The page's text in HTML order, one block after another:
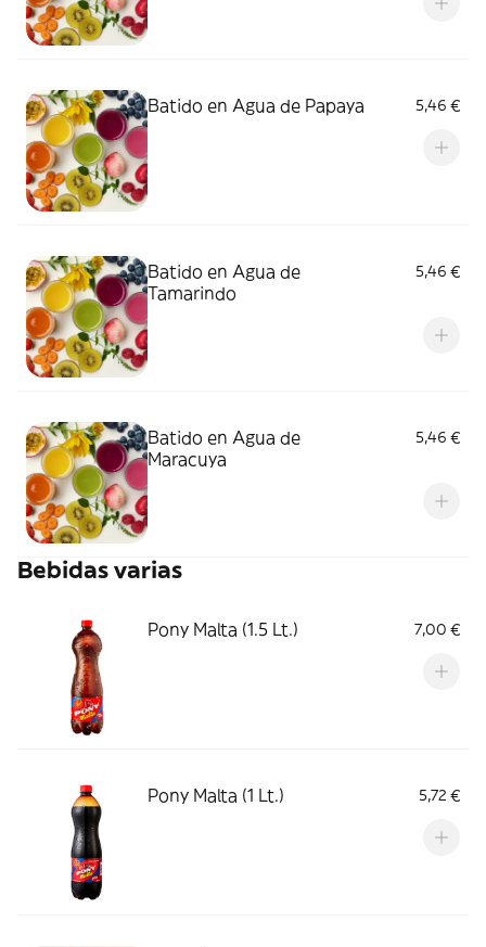
Batido en Agua de Papaya 5,46 €
Batido en Agua de
Tamarindo
5,46 €
Batido en Agua de
Maracuya
5,46 €
Bebidas varias
Pony Malta (1.5 Lt.) 7,00 €
Pony Malta (1 Lt.) 5,72 €